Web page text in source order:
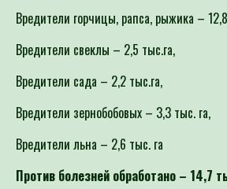
Вредители горчицы, рапса, рыжика – 12,8
Вредители свеклы – 2,5 тыс.га,
Вредители сада – 2,2 тыс.га,
Вредители зернобобовых – 3,3 тыс. га,
Вредители льна – 2,6 тыс. га
Против болезней обработано – 14,7